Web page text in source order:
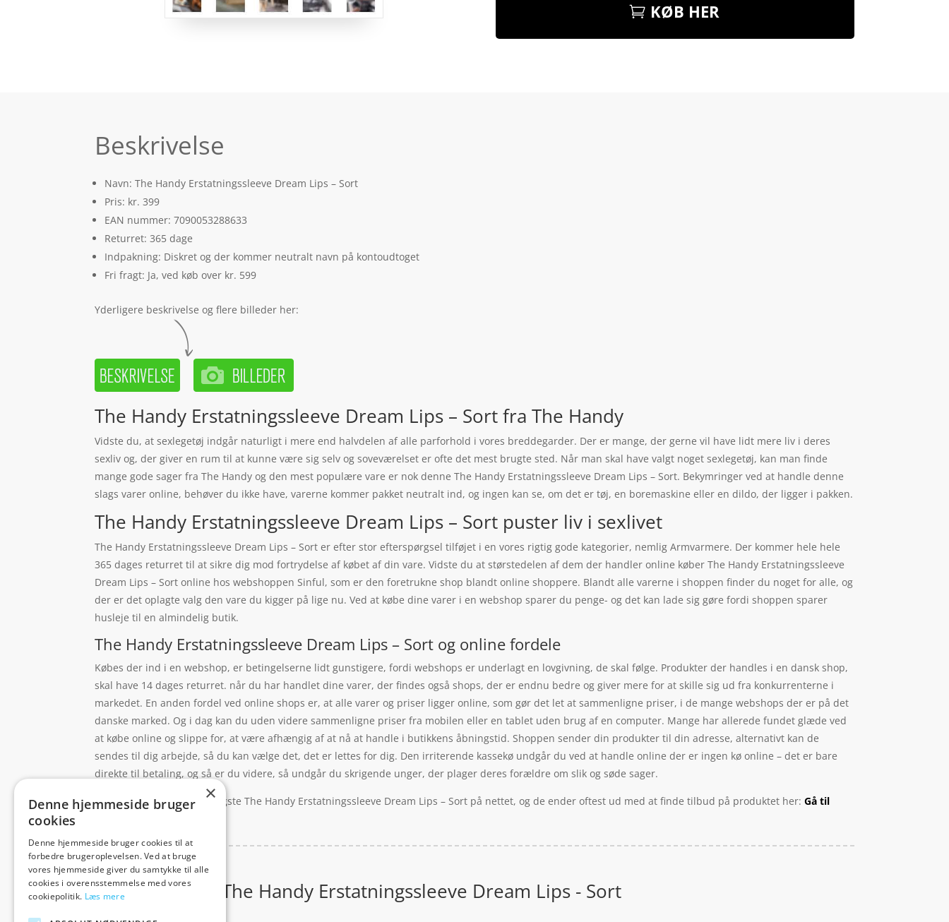
KØB HER
Beskrivelse
Navn: The Handy Erstatningssleeve Dream Lips – Sort
Pris: kr. 399
EAN nummer: 7090053288633
Returret: 365 dage
Indpakning: Diskret og der kommer neutralt navn på kontoudtoget
Fri fragt: Ja, ved køb over kr. 599
Yderligere beskrivelse og flere billeder her:
The Handy Erstatningssleeve Dream Lips – Sort fra The Handy
Vidste du, at sexlegetøj indgår naturligt i mere end halvdelen af alle parforhold i vores breddegarder. Der er mange, der gerne vil have lidt mere liv i deres
sexliv og, der giver en rum til at kunne være sig selv og soveværelset er ofte det mest brugte sted. Når man skal have valgt noget sexlegetøj, kan man finde
mange gode sager fra The Handy og den mest populære vare er nok denne The Handy Erstatningssleeve Dream Lips – Sort. Bekymringer ved at handle denne
slags varer online, behøver du ikke have, varerne kommer pakket neutralt ind, og ingen kan se, om det er tøj, en boremaskine eller en dildo, der ligger i pakken.
The Handy Erstatningssleeve Dream Lips – Sort puster liv i sexlivet
The Handy Erstatningssleeve Dream Lips – Sort er efter stor efterspørgsel tilføjet i en vores rigtig gode kategorier, nemlig Armvarmere. Der kommer hele hele
365 dages returret til at sikre dig mod fortrydelse af købet af din vare. Vidste du at størstedelen af dem der handler online køber The Handy Erstatningssleeve
Dream Lips – Sort online hos webshoppen Sinful, som er den foretrukne shop blandt online shoppere. Blandt alle varerne i shoppen finder du noget for alle, og
der er det oplagte valg den vare du kigger på lige nu. Ved at købe dine varer i en webshop sparer du penge- og det kan lade sig gøre fordi shoppen sparer
husleje til en almindelig butik.
The Handy Erstatningssleeve Dream Lips – Sort og online fordele
Købes der ind i en webshop, er betingelserne lidt gunstigere, fordi webshops er underlagt en lovgivning, de skal følge. Produkter der handles i en dansk shop,
skal have 14 dages returret. når du har handlet dine varer, der findes også shops, der er endnu bedre og giver mere for at skille sig ud fra konkurrenterne i
markedet. En anden fordel ved online shops er, at alle varer og priser ligger online, som gør det let at sammenligne priser, i de mange webshops der er på det
danske marked. Og i dag kan du uden videre sammenligne priser fra mobilen eller en tablet uden brug af en computer. Mange har allerede fundet glæde ved
at købe online og slippe for, at være afhængig af at nå at handle i butikkens åbningstid. Shoppen sender din produkter til din adresse, alternativt kan de
sendes til dig arbejde, så du kan vælge det, det er lettes for dig. Den irriterende kassekø undgår du ved at handle online der er ingen kø online – det er bare
direkte til betaling, og så er du videre, så undgår du skrigende unger, der plager deres forældre om slik og søde sager.
Mange leder efter den billigste The Handy Erstatningssleeve Dream Lips – Sort på nettet, og de ender oftest ud med at finde tilbud på produktet her:Gå til
99 reviews for The Handy Erstatningssleeve Dream Lips - Sort
×
Denne hjemmeside bruger
cookies
Denne hjemmeside bruger cookies til at
forbedre brugeroplevelsen. Ved at bruge
vores hjemmeside giver du samtykke til alle
cookies i overensstemmelse med vores
cookiepolitik. Læs mere